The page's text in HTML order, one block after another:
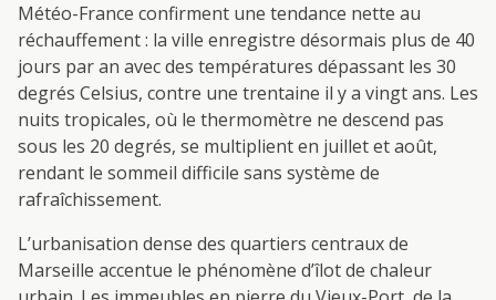
Météo-France confirment une tendance nette au
réchauffement : la ville enregistre désormais plus de 40
jours par an avec des températures dépassant les 30
degrés Celsius, contre une trentaine il y a vingt ans. Les
nuits tropicales, où le thermomètre ne descend pas
sous les 20 degrés, se multiplient en juillet et août,
rendant le sommeil difficile sans système de
rafraîchissement.
L’urbanisation dense des quartiers centraux de
Marseille accentue le phénomène d’îlot de chaleur